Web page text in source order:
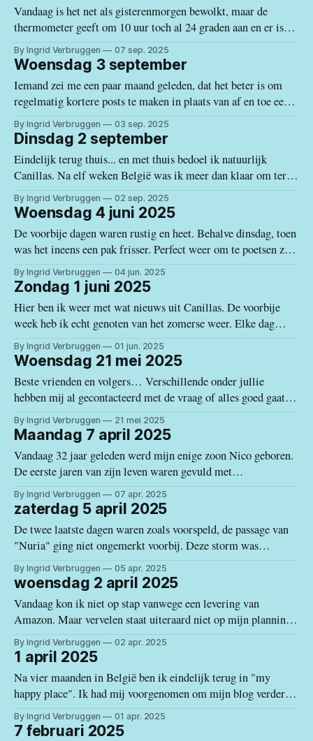
Vandaag is het net als gisterenmorgen bewolkt, maar de
thermometer geeft om 10 uur toch al 24 graden aan en er is
geen zuchtje wind. Tijdens het schrijven van deze blog, hoorde
ik zelfs enkele verdwaalde regendruppels op mijn dakje.
Vrijdag ging ik naar Nerja, gewoon gezellig door de nauwe
By Ingrid Verbruggen 07 sep. 2025
Woensdag 3 september
Iemand zei me een paar maand geleden, dat het beter is om
regelmatig kortere posts te maken in plaats van af en toe een
langere. Dus ben ik er vandaag alweer... De voorbije twee
dagen heb ik vooral gepoetst, opgefrist en bestellingen
ontvangen (met mijn oprechte dank aan de chauffeurs
By Ingrid Verbruggen 03 sep. 2025
Dinsdag 2 september
Eindelijk terug thuis... en met thuis bedoel ik natuurlijk
Canillas. Na elf weken België was ik meer dan klaar om terug
te keren naar mijn bergdorpje. Ik had mij voorgenomen om
jullie op de hoogte te houden van mijn belevenissen in België,
maar buiten één bezoekje aan Planckendael, was er
By Ingrid Verbruggen 02 sep. 2025
Woensdag 4 juni 2025
De voorbije dagen waren rustig en heet. Behalve dinsdag, toen
was het ineens een pak frisser. Perfect weer om te poetsen zeg
maar. Toen dat erop zat, begon ik na te denken over een
uitstapje naar Vélez-Málaga. Ik was er al verschillende keren
geweest, maar nog nooit in het
By Ingrid Verbruggen 04 jun. 2025
Zondag 1 juni 2025
Hier ben ik weer met wat nieuws uit Canillas. De voorbije
week heb ik echt genoten van het zomerse weer. Elke dag
sneuvelen de hitterecords. Het is alsof we nu alle warmte
krijgen die we moesten missen in het supernatte voorjaar.
Door de regenval hebben we nu wel genoeg water,
By Ingrid Verbruggen 01 jun. 2025
Woensdag 21 mei 2025
Beste vrienden en volgers… Verschillende onder jullie
hebben mij al gecontacteerd met de vraag of alles goed gaat
met mij. Ik weet het, het is lang geleden dat jullie nog nieuws
kregen uit Canillas. Daar zijn echter heel wat redenen voor.
En zoals ik al zei in het verleden, ik
By Ingrid Verbruggen 21 mei 2025
Maandag 7 april 2025
Vandaag 32 jaar geleden werd mijn enige zoon Nico geboren.
De eerste jaren van zijn leven waren gevuld met
gezondheidsproblemen omwille van zijn premature geboorte.
Ondanks alle tegenslagen was hij een vrolijk en gemotiveerd
jongetje dat uitgroeide tot een lieve jongeman met een gouden
hart waar ik enorm trots op
By Ingrid Verbruggen 07 apr. 2025
zaterdag 5 april 2025
De twee laatste dagen waren zoals voorspeld, de passage van
"Nuria" ging niet ongemerkt voorbij. Deze storm was
inmiddels de veertiende officiële storm van dit seizoen dat
begon op 1 september 2024. Woensdag zagen we al de
voorbode op ons afkomen, temperaturen daalden opmerkelijk
in de namiddag en
By Ingrid Verbruggen 05 apr. 2025
woensdag 2 april 2025
Vandaag kon ik niet op stap vanwege een levering van
Amazon. Maar vervelen staat uiteraard niet op mijn planning.
Dus begon ik na een lekker en gezond “desayuno” (ontbijt)
van ontbijtgranen en citroenyoghurt onmiddellijk met het
wassen en versnijden van de dieprode aardbeien voor mijn
homemade “mermelada”. De geur was
By Ingrid Verbruggen 02 apr. 2025
1 april 2025
Na vier maanden in België ben ik eindelijk terug in "my
happy place". Ik had mij voorgenomen om mijn blog verder te
zetten, maar door allerlei omstandigheden kwam ik er gewoon
niet aan toe. De medische controles, de geregelde bezoekjes
By Ingrid Verbruggen 01 apr. 2025
7 februari 2025